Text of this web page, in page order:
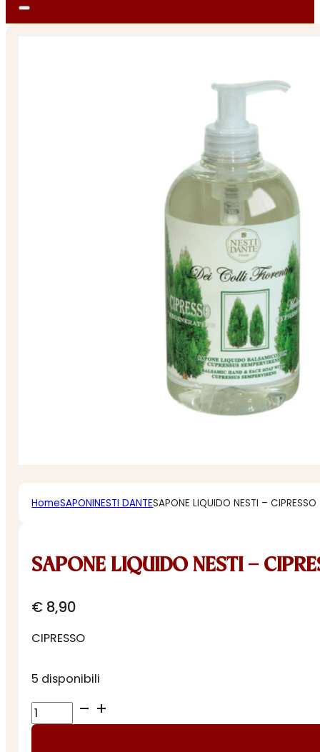
HomeSAPONINESTI DANTESAPONE LIQUIDO NESTI – CIPRESSO
SAPONE LIQUIDO NESTI –
€ 8,90
CIPRESSO
5 disponibili
SAPONE
LIQUIDO